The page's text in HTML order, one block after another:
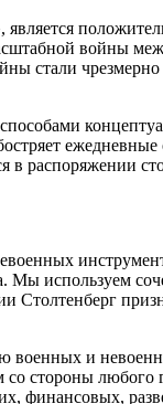
является
войны
стали чрезмерно
ежедневные
в распоряжении
Мы используем
Столтенберг
военных и
стороны любого
финансовых,